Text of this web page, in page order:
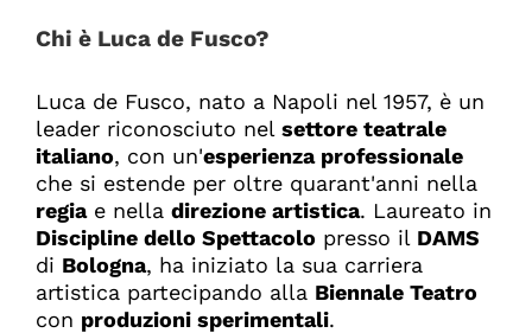
Chi è Luca de Fusco?
Luca de Fusco, nato a Napoli nel 1957, è un
leader riconosciuto nel settore teatrale
italiano, con un'esperienza professionale
che si estende per oltre quarant'anni nella
regiae nella direzione artistica. Laureato in
Discipline dello Spettacolopresso il DAMS
di Bologna, ha iniziato la sua carriera
artistica partecipando alla Biennale Teatro
con produzioni sperimentali.